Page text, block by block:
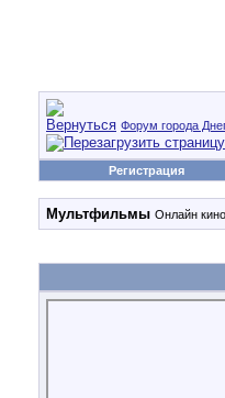
Форум города
Регистрация
Мультфильмы Онлайн